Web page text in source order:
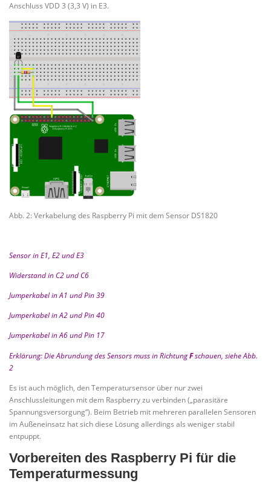
Anschluss VDD 3 (3,3 V) in E3.
Abb. 2: Verkabelung des Raspberry Pi mit dem Sensor DS1820
Sensor in E1, E2 und E3
Widerstand in C2 und C6
Jumperkabel in A1 und Pin 39
Jumperkabel in A2 und Pin 40
Jumperkabel in A6 und Pin 17
Erklärung: Die Abrundung des Sensors muss in RichtungFschauen, siehe Abb.
2
Es ist auch möglich, den Temperatursensor über nur zwei
Anschlussleitungen mit dem Raspberry zu verbinden („parasitäre
Spannungsversorgung“). Beim Betrieb mit mehreren parallelen Sensoren
im Außeneinsatz hat sich diese Lösung allerdings als weniger stabil
entpuppt.
Vorbereiten des Raspberry Pi für die
Temperaturmessung